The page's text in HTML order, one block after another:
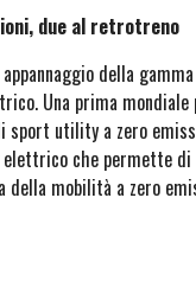
due al retrotreno
della
Una prima
utility a zero
che permette
mobilità a zero